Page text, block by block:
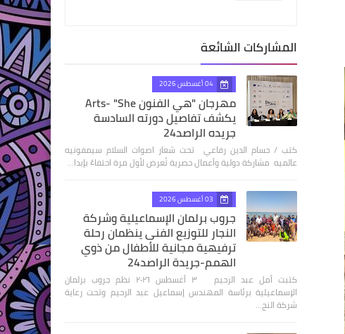
المشاركات الشائعة
04 أغسطس 2026
مهرجان "هي الفنون Arts- "She
يكشف تفاصيل دورته السادسة
جريده الراصد24
كتب / حسام الدين رفاعي تحت شعار اصوات السلام سيمفونيه
عالميه مشاركة دولية وأعمال حصرية تُعرض لأول مرة احتفاءً بإبدا…
03 أغسطس 2026
جروب برلمان الإسماعيلية وشركة
النجار للتوزيع الفنى ينظمان رحلة
ترفيهية مجانية للأطفال من ذوي
الهمم-جريدة الراصد24
كتبت أمل عبد الرحيم ٣ أغسطس ٢٠٢٦ نظم جروب برلمان
الإسماعيلية برئاسة المهندس إسماعيل عبد الرحيم وتحت رعاية
شركة النج…